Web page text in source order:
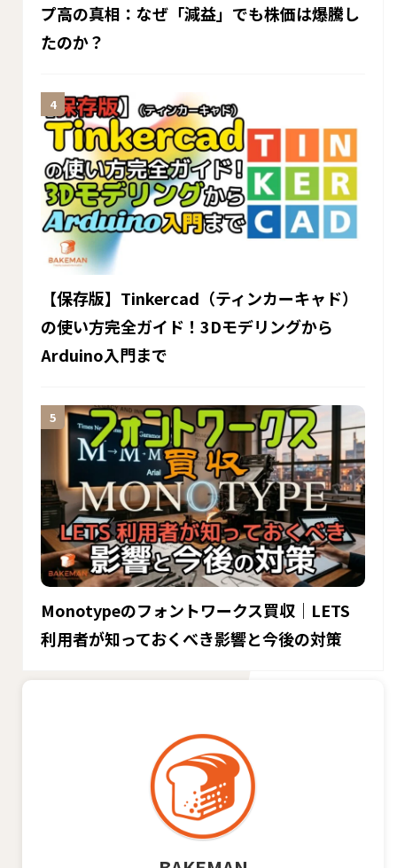
プ高の真相：なぜ「減益」でも株価は爆騰し
たのか？
【保存版】Tinkercad（ティンカーキャド）
の使い方完全ガイド！3Dモデリングから
Arduino入門まで
Monotypeのフォントワークス買収｜LETS
利用者が知っておくべき影響と今後の対策